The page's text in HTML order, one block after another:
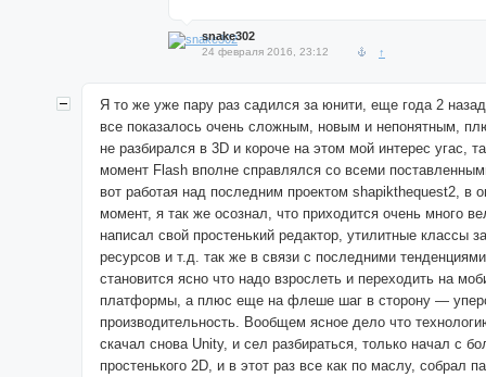
snake302
24 февраля 2016, 23:12 ↑
Я то же уже пару раз садился за юнити, еще года 2
все показалось очень сложным, новым и непонятным,
не разбирался в 3D и короче на этом мой интерес угас,
момент Flash вполне справлялся со всеми
вот работая над последним проектом shapikthequest2, в
момент, я так же осознал, что приходится очень много
написал свой простенький редактор, утилитные классы
ресурсов и т.д. так же в связи с последними
становится ясно что надо взрослеть и переходить на
платформы, а плюс еще на флеше шаг в сторону —
производительность. Вообщем ясное дело что
скачал снова Unity, и сел разбираться, только начал с
простенького 2D, и в этот раз все как по маслу, собрал